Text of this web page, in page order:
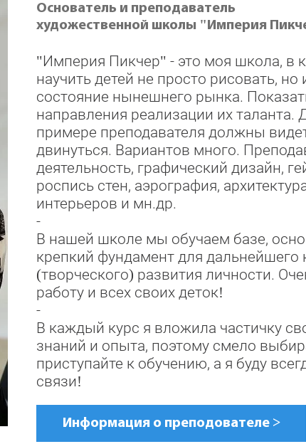
Основатель и преподаватель
художественной школы "Империя
"Империя Пикчер" - это моя школа, в
научить детей не просто рисовать,
состояние нынешнего рынка.
направления реализации их таланта.
примере преподавателя должны
двинуться. Вариантов много.
деятельность, графический дизайн,
роспись стен, аэрография,
интерьеров и мн.др.
-
В нашей школе мы обучаем базе,
крепкий фундамент для дальнейшего
(творческого) развития личности.
работу и всех своих деток!
-
В каждый курс я вложила частичку
знаний и опыта, поэтому смело
приступайте к обучению, а я буду
связи!
Информация о преподователе >